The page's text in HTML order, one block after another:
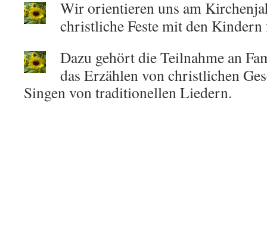
Wir orientieren uns am
christliche Feste mit den
Dazu gehört die Teilnahme an
das Erzählen von christlichen
Singen von traditionellen Liedern.